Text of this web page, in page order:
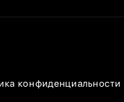
конфиденциальности